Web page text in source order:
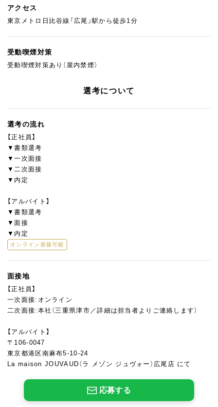
アクセス
東京メトロ日比谷線「広尾」駅から徒歩1分
受動喫煙対策
受動喫煙対策あり（屋内禁煙）
選考について
選考の流れ
【正社員】
▼書類選考
▼一次面接
▼二次面接
▼内定
【アルバイト】
▼書類選考
▼面接
▼内定
オンライン面接可能
面接地
【正社員】
一次面接:オンライン
二次面接:本社（三重県津市／詳細は担当者よりご連絡します）
【アルバイト】
〒106-0047
東京都港区南麻布5-10-24
La maison JOUVAUD（ラ メゾン ジュヴォー）広尾店 にて
応募する